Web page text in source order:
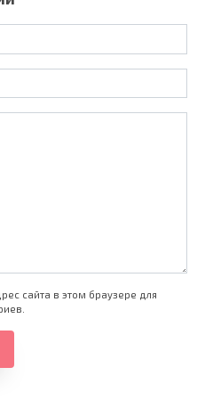
сайта в этом браузере для